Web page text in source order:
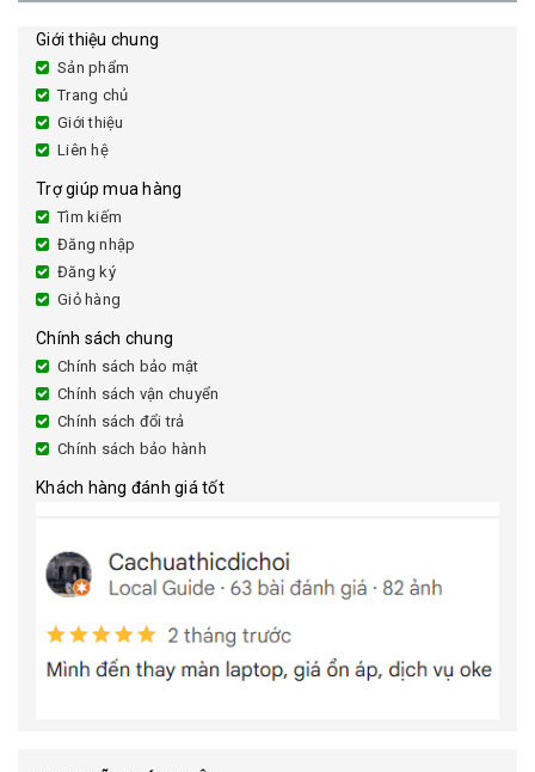
Giới thiệu chung
Sản phẩm
Trang chủ
Giới thiệu
Liên hệ
Trợ giúp mua hàng
Tìm kiếm
Đăng nhập
Đăng ký
Giỏ hàng
Chính sách chung
Chính sách bảo mật
Chính sách vận chuyển
Chính sách đổi trả
Chính sách bảo hành
Khách hàng đánh giá tốt